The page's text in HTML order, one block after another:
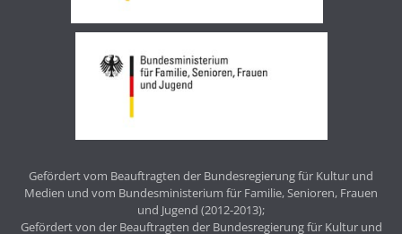
Gefördert vom Beauftragten der Bundesregierung für Kultur und
Medien und vom Bundesministerium für Familie, Senioren, Frauen
und Jugend (2012-2013);
Gefördert von der Beauftragten der Bundesregierung für Kultur und